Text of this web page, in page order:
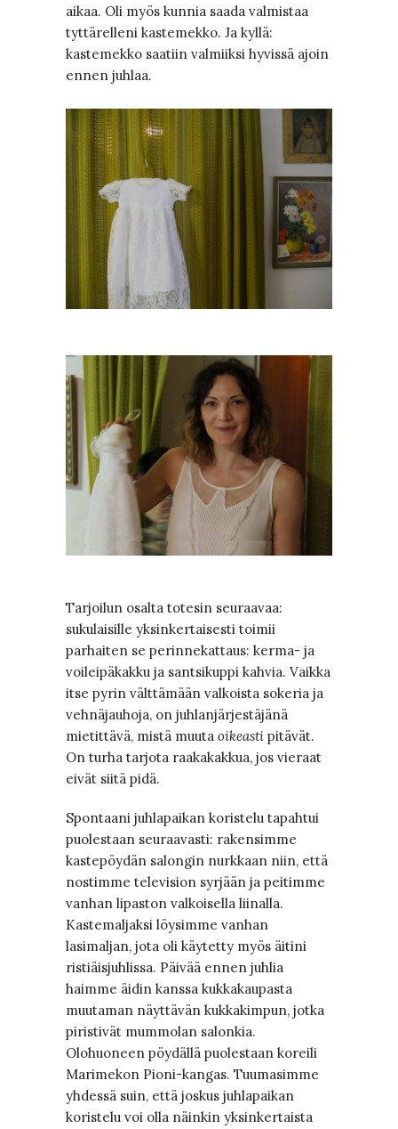
aikaa. Oli myös kunnia saada valmistaa
tyttärelleni kastemekko. Ja kyllä:
kastemekko saatiin valmiiksi hyvissä ajoin
ennen juhlaa.
Tarjoilun osalta totesin seuraavaa:
sukulaisille yksinkertaisesti toimii
parhaiten se perinnekattaus: kerma- ja
voileipäkakku ja santsikuppi kahvia. Vaikka
itse pyrin välttämään valkoista sokeria ja
vehnäjauhoja, on juhlanjärjestäjänä
mietittävä, mistä muuta oikeasti pitävät.
On turha tarjota raakakakkua, jos vieraat
eivät siitä pidä.
Spontaani juhlapaikan koristelu tapahtui
puolestaan seuraavasti: rakensimme
kastepöydän salongin nurkkaan niin, että
nostimme television syrjään ja peitimme
vanhan lipaston valkoisella liinalla.
Kastemaljaksi löysimme vanhan
lasimaljan, jota oli käytetty myös äitini
ristiäisjuhlissa. Päivää ennen juhlia
haimme äidin kanssa kukkakaupasta
muutaman näyttävän kukkakimpun, jotka
piristivät mummolan salonkia.
Olohuoneen pöydällä puolestaan koreili
Marimekon Pioni-kangas. Tuumasimme
yhdessä suin, että joskus juhlapaikan
koristelu voi olla näinkin yksinkertaista